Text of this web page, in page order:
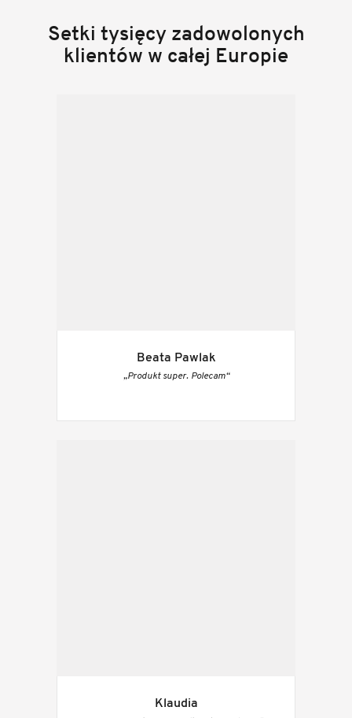
Setki tysięcy zadowolonych
klientów w całej Europie
Beata Pawlak
„Produkt super. Polecam“
Klaudia